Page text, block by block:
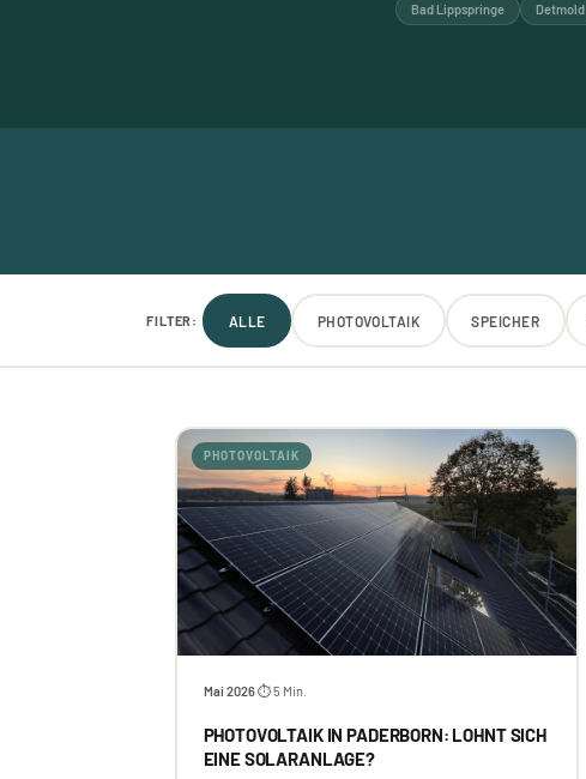
Bad Lippspringe Detmold
FILTER: ALLE PHOTOVOLTAIK SPEICHER
PHOTOVOLTAIK
Mai 2026·⏱ 5 Min.
PHOTOVOLTAIK IN PADERBORN: LOHNT SICH
EINE SOLARANLAGE?